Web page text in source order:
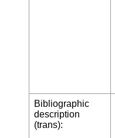
Bibliographic
description
(trans):